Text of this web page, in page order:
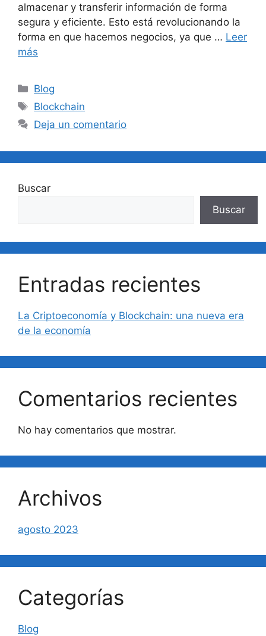
almacenar y transferir información de forma
segura y eficiente. Esto está revolucionando la
forma en que hacemos negocios, ya que … Leer
más
Categorías
Blog
Etiquetas
Blockchain
Deja un comentario
Buscar
Buscar
Entradas recientes
La Criptoeconomía y Blockchain: una nueva era
de la economía
Comentarios recientes
No hay comentarios que mostrar.
Archivos
agosto 2023
Categorías
Blog